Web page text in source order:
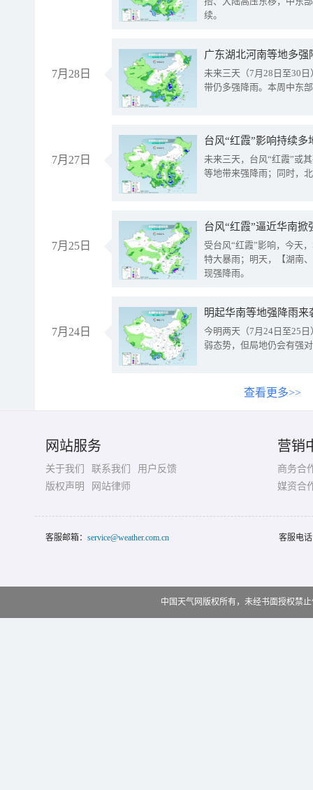
续。
7月28日
广东湖北河南等地多
未来三天（7月28日至30
带仍多强降雨。本周中东
7月27日
台风“红霞”影响持续
未来三天，台风“红霞”或
等地带来强降雨；同时，
7月25日
台风“红霞”逼近华南
受台风“红霞”影响，今天
特大暴雨；明天，【湖南
现强降雨。
7月24日
明起华南等地强降雨
今明两天（7月24日至25
弱态势，但局地仍会有强
查看更多>>
网站服务
关于我们 联系我们
用户反馈
版权声明
网站律师
营销
商务合
媒资合
客服邮箱： service@weather.com.cn 客服电
中国天气网版权所有，未经书面授权